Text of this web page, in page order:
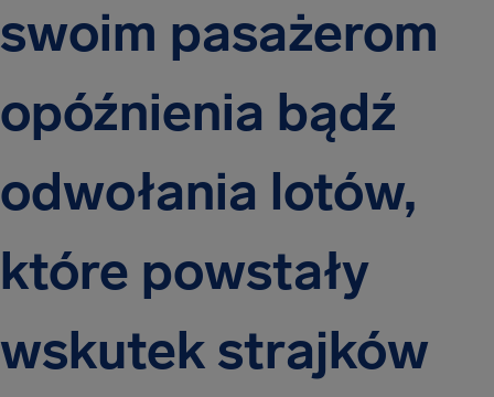
swoim pasażerom
opóźnienia bądź
odwołania lotów,
które powstały
wskutek strajków